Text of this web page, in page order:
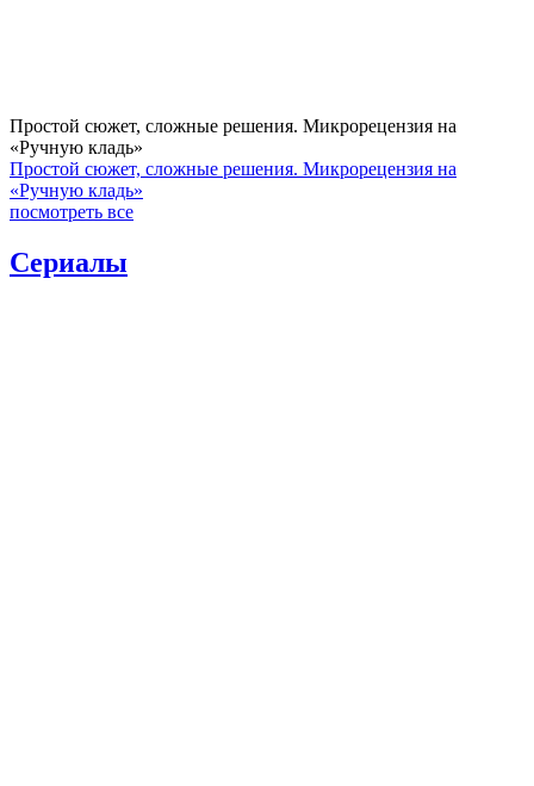
Простой сюжет, сложные решения. Микрорецензия на
«Ручную кладь»
Простой сюжет, сложные решения. Микрорецензия на
«Ручную кладь»
посмотреть все
Сериалы